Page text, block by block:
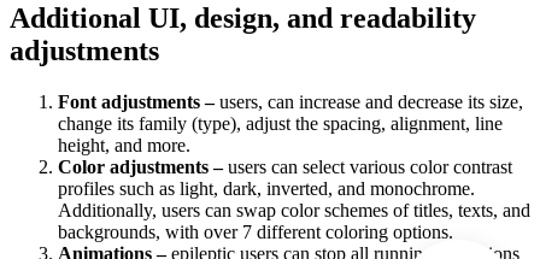
Additional UI, design, and readability
adjustments
Font adjustments –users, can increase and decrease its size,
change its family (type), adjust the spacing, alignment, line
height, and more.
Color adjustments –users can select various color contrast
profiles such as light, dark, inverted, and monochrome.
Additionally, users can swap color schemes of titles, texts, and
backgrounds, with over 7 different coloring options.
Animations –epileptic users can stop all running animations